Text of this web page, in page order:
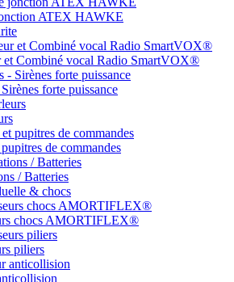
ATEX HAWKE
et Combiné vocal Radio SmartVOX®
forte puissance
de commandes
/ Batteries
& chocs
chocs AMORTIFLEX®
piliers